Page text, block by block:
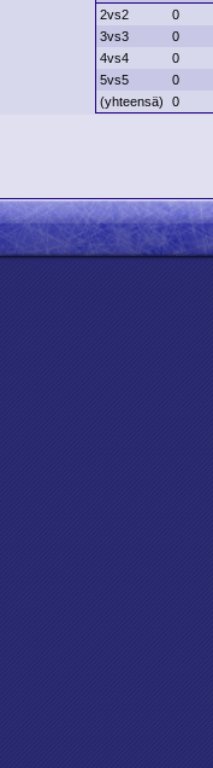
2vs2
0
3vs3
0
4vs4
0
5vs5
0
(yhteensä)
0